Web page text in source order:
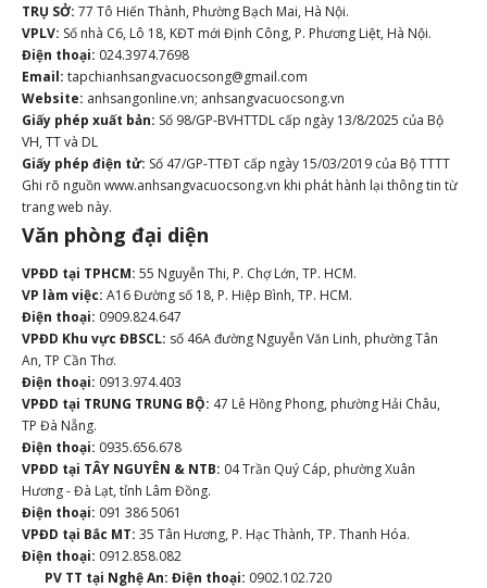
TRỤ SỞ: 77 Tô Hiến Thành, Phường Bạch Mai, Hà Nội.
VPLV: Số nhà C6, Lô 18, KĐT mới Định Công, P. Phương Liệt, Hà Nội.
Điện thoại: 024.3974.7698
Email: tapchianhsangvacuocsong@gmail.com
Website: anhsangonline.vn; anhsangvacuocsong.vn
Giấy phép xuất bản: Số 98/GP-BVHTTDL cấp ngày 13/8/2025 của Bộ
VH, TT và DL
Giấy phép điện tử: Số 47/GP-TTĐT cấp ngày 15/03/2019 của Bộ TTTT
Ghi rõ nguồn www.anhsangvacuocsong.vn khi phát hành lại thông tin từ
trang web này.
Văn phòng đại diện
VPĐD tại TPHCM: 55 Nguyễn Thi, P. Chợ Lớn, TP. HCM.
VP làm việc: A16 Đường số 18, P. Hiệp Bình, TP. HCM.
Điện thoại: 0909.824.647
VPĐD Khu vực ĐBSCL: số 46A đường Nguyễn Văn Linh, phường Tân
An, TP Cần Thơ.
Điện thoại: 0913.974.403
VPĐD tại TRUNG TRUNG BỘ: 47 Lê Hồng Phong, phường Hải Châu,
TP Đà Nẵng.
Điện thoại: 0935.656.678
VPĐD tại TÂY NGUYÊN & NTB: 04 Trần Quý Cáp, phường Xuân
Hương - Đà Lạt, tỉnh Lâm Đồng.
Điện thoại: 091 386 5061
VPĐD tại Bắc MT: 35 Tân Hương, P. Hạc Thành, TP. Thanh Hóa.
Điện thoại: 0912.858.082
PV TT tại Nghệ An: Điện thoại: 0902.102.720